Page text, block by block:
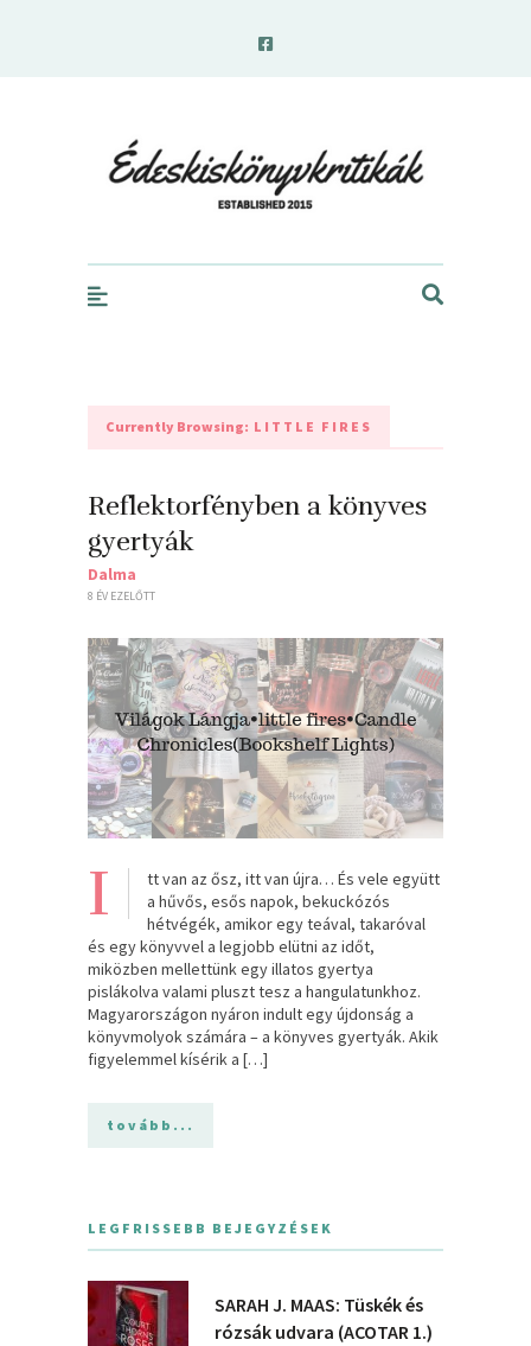
Currently Browsing: LITTLE FIRES
Reflektorfényben a könyves
gyertyák
Dalma
8 ÉV EZELŐTT
I
tt van az ősz, itt van újra… És vele együtt
a hűvős, esős napok, bekuckózós
hétvégék, amikor egy teával, takaróval
és egy könyvvel a legjobb elütni az időt,
miközben mellettünk egy illatos gyertya
pislákolva valami pluszt tesz a hangulatunkhoz.
Magyarországon nyáron indult egy újdonság a
könyvmolyok számára – a könyves gyertyák. Akik
figyelemmel kísérik a […]
tovább...
LEGFRISSEBB BEJEGYZÉSEK
SARAH J. MAAS: Tüskék és
rózsák udvara (ACOTAR 1.)